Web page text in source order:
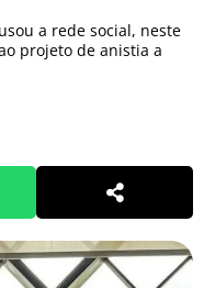
a rede social, neste
projeto de anistia a